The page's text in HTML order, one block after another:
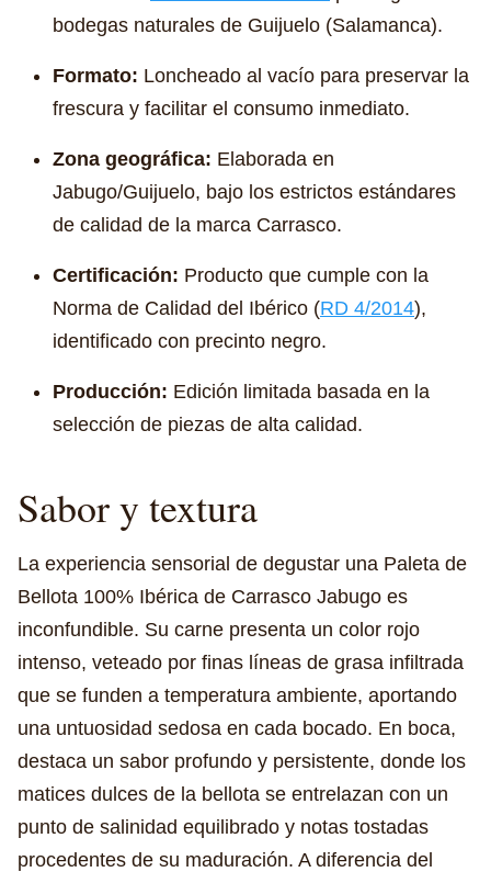
bodegas naturales de Guijuelo (Salamanca).
Formato: Loncheado al vacío para preservar la
frescura y facilitar el consumo inmediato.
Zona geográfica: Elaborada en
Jabugo/Guijuelo, bajo los estrictos estándares
de calidad de la marca Carrasco.
Certificación: Producto que cumple con la
Norma de Calidad del Ibérico (RD 4/2014),
identificado con precinto negro.
Producción: Edición limitada basada en la
selección de piezas de alta calidad.
Sabor y textura
La experiencia sensorial de degustar una Paleta de
Bellota 100% Ibérica de Carrasco Jabugo es
inconfundible. Su carne presenta un color rojo
intenso, veteado por finas líneas de grasa infiltrada
que se funden a temperatura ambiente, aportando
una untuosidad sedosa en cada bocado. En boca,
destaca un sabor profundo y persistente, donde los
matices dulces de la bellota se entrelazan con un
punto de salinidad equilibrado y notas tostadas
procedentes de su maduración. A diferencia del